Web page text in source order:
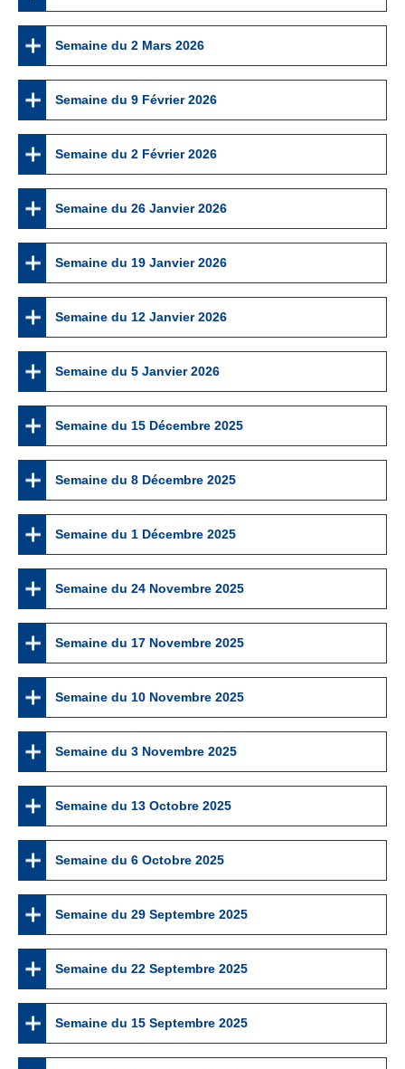
Semaine du 2 Mars 2026
Semaine du 9 Février 2026
Semaine du 2 Février 2026
Semaine du 26 Janvier 2026
Semaine du 19 Janvier 2026
Semaine du 12 Janvier 2026
Semaine du 5 Janvier 2026
Semaine du 15 Décembre 2025
Semaine du 8 Décembre 2025
Semaine du 1 Décembre 2025
Semaine du 24 Novembre 2025
Semaine du 17 Novembre 2025
Semaine du 10 Novembre 2025
Semaine du 3 Novembre 2025
Semaine du 13 Octobre 2025
Semaine du 6 Octobre 2025
Semaine du 29 Septembre 2025
Semaine du 22 Septembre 2025
Semaine du 15 Septembre 2025